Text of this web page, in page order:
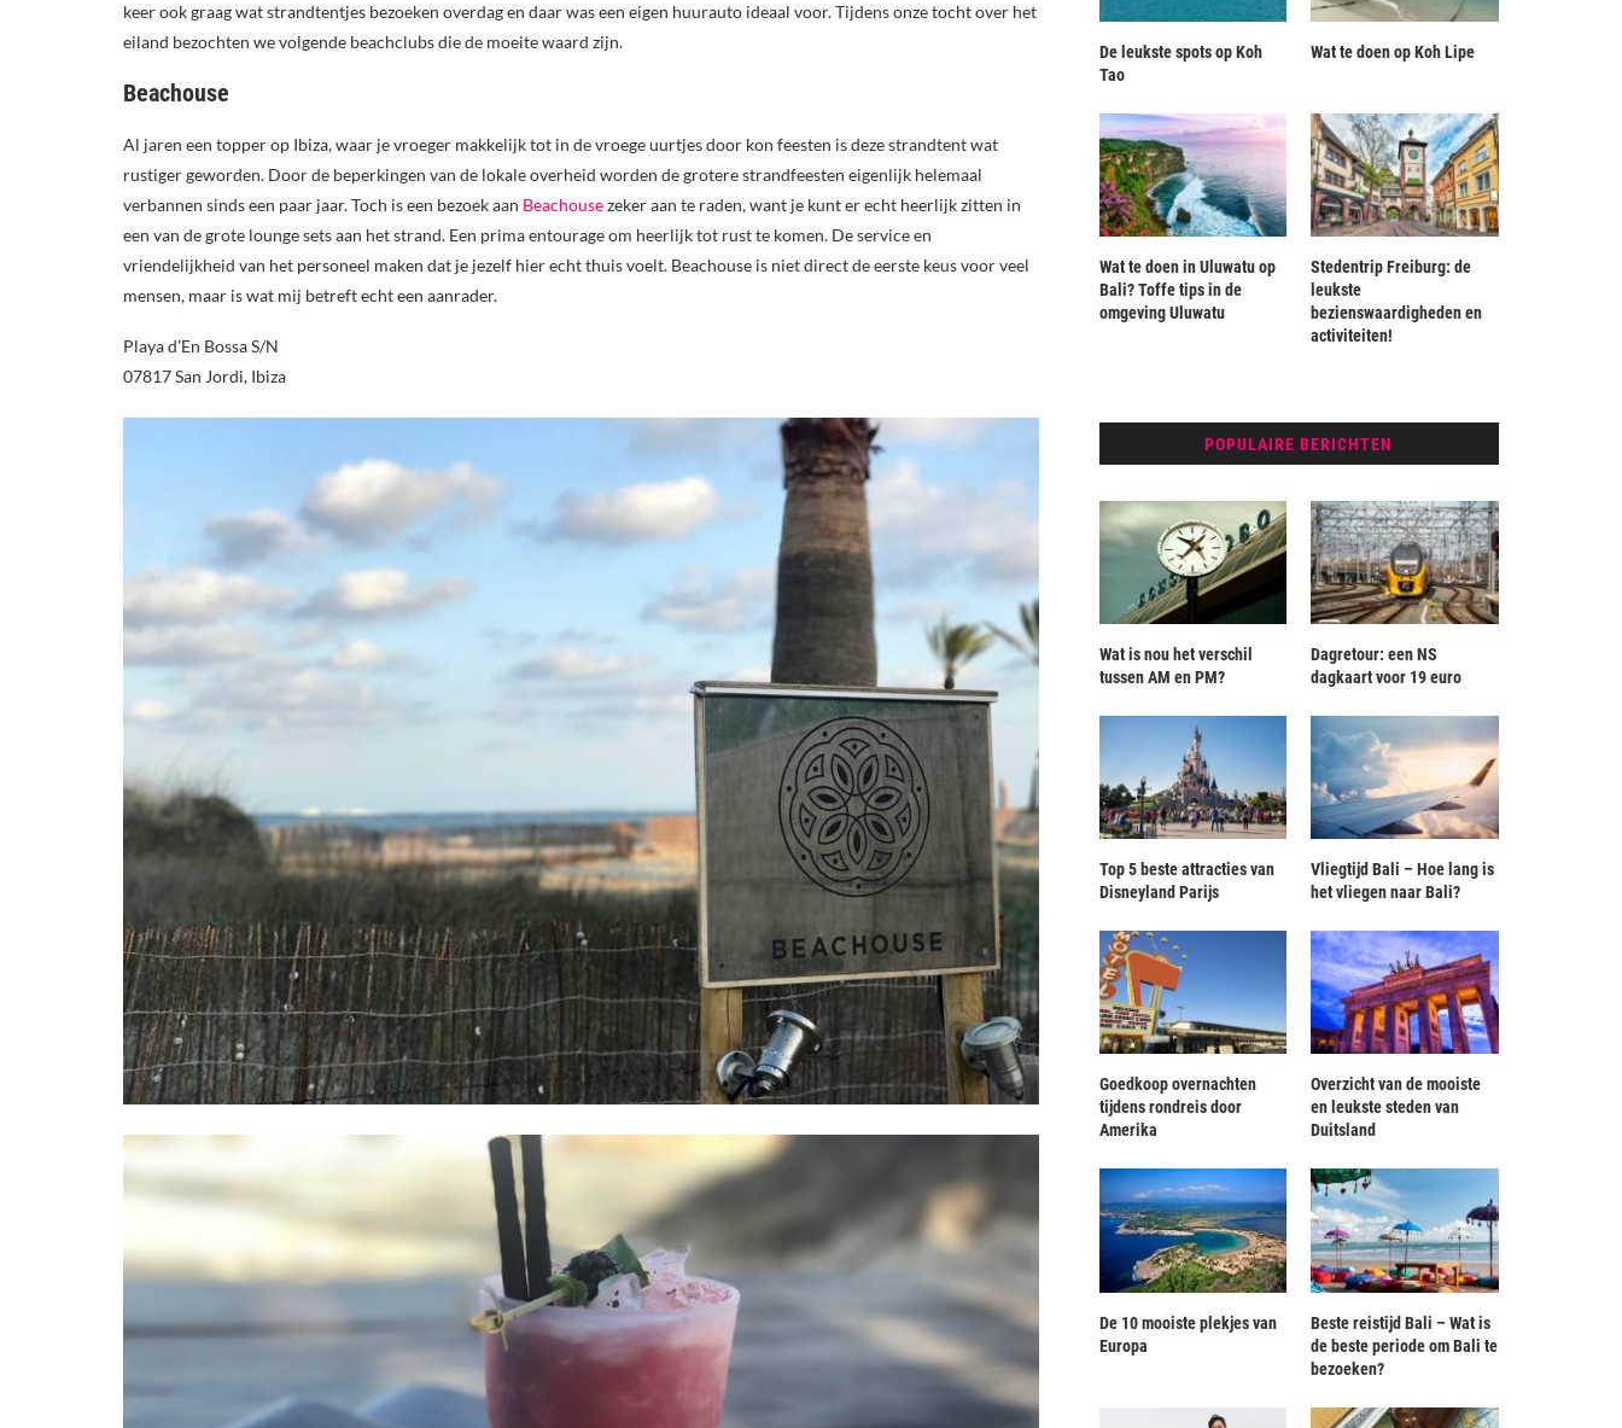
keer ook graag wat strandtentjes bezoeken overdag en daar was een eigen huurauto ideaal voor. Tijdens onze tocht over het
eiland bezochten we volgende beachclubs die de moeite waard zijn.
Beachouse
Al jaren een topper op Ibiza, waar je vroeger makkelijk tot in de vroege uurtjes door kon feesten is deze strandtent wat
rustiger geworden. Door de beperkingen van de lokale overheid worden de grotere strandfeesten eigenlijk helemaal
verbannen sinds een paar jaar. Toch is een bezoek aan Beachousezeker aan te raden, want je kunt er echt heerlijk zitten in
een van de grote lounge sets aan het strand. Een prima entourage om heerlijk tot rust te komen. De service en
vriendelijkheid van het personeel maken dat je jezelf hier echt thuis voelt. Beachouse is niet direct de eerste keus voor veel
mensen, maar is wat mij betreft echt een aanrader.
Playa d’En Bossa S/N
07817 San Jordi, Ibiza
De leukste spots op Koh
Tao
Wat te doen op Koh Lipe
Wat te doen in Uluwatu op
Bali? Toffe tips in de
omgeving Uluwatu
Stedentrip Freiburg: de
leukste
bezienswaardigheden en
activiteiten!
POPULAIRE BERICHTEN
Wat is nou het verschil
tussen AM en PM?
Dagretour: een NS
dagkaart voor 19 euro
Top 5 beste attracties van
Disneyland Parijs
Vliegtijd Bali – Hoe lang is
het vliegen naar Bali?
Goedkoop overnachten
tijdens rondreis door
Amerika
Overzicht van de mooiste
en leukste steden van
Duitsland
De 10 mooiste plekjes van
Europa
Beste reistijd Bali – Wat is
de beste periode om Bali te
bezoeken?